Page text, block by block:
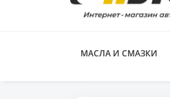
МАСЛА И СМАЗКИ